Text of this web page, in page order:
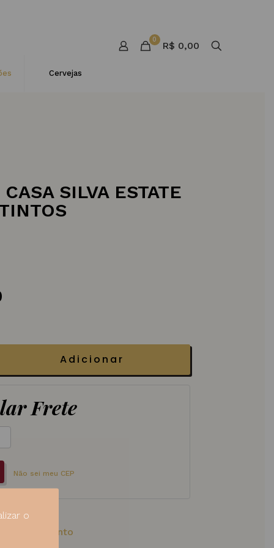
Cervejas
0
R$ 0,00
SILVA ESTATE
Adicionar
Frete
Não sei meu CEP
Vinho tinto
o